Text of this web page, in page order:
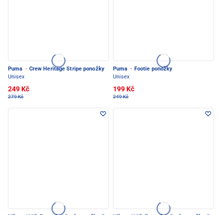
Puma · Crew Heritage Stripe ponožky
Unisex
249 Kč
279 Kč
Puma · Footie ponožky
Unisex
199 Kč
249 Kč